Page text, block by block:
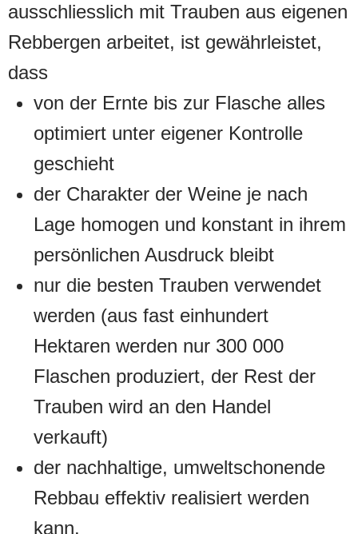
ausschliesslich mit Trauben aus eigenen
Rebbergen arbeitet, ist gewährleistet,
dass
von der Ernte bis zur Flasche alles
optimiert unter eigener Kontrolle
geschieht
der Charakter der Weine je nach
Lage homogen und konstant in ihrem
persönlichen Ausdruck bleibt
nur die besten Trauben verwendet
werden (aus fast einhundert
Hektaren werden nur 300 000
Flaschen produziert, der Rest der
Trauben wird an den Handel
verkauft)
der nachhaltige, umweltschonende
Rebbau effektiv realisiert werden
kann.